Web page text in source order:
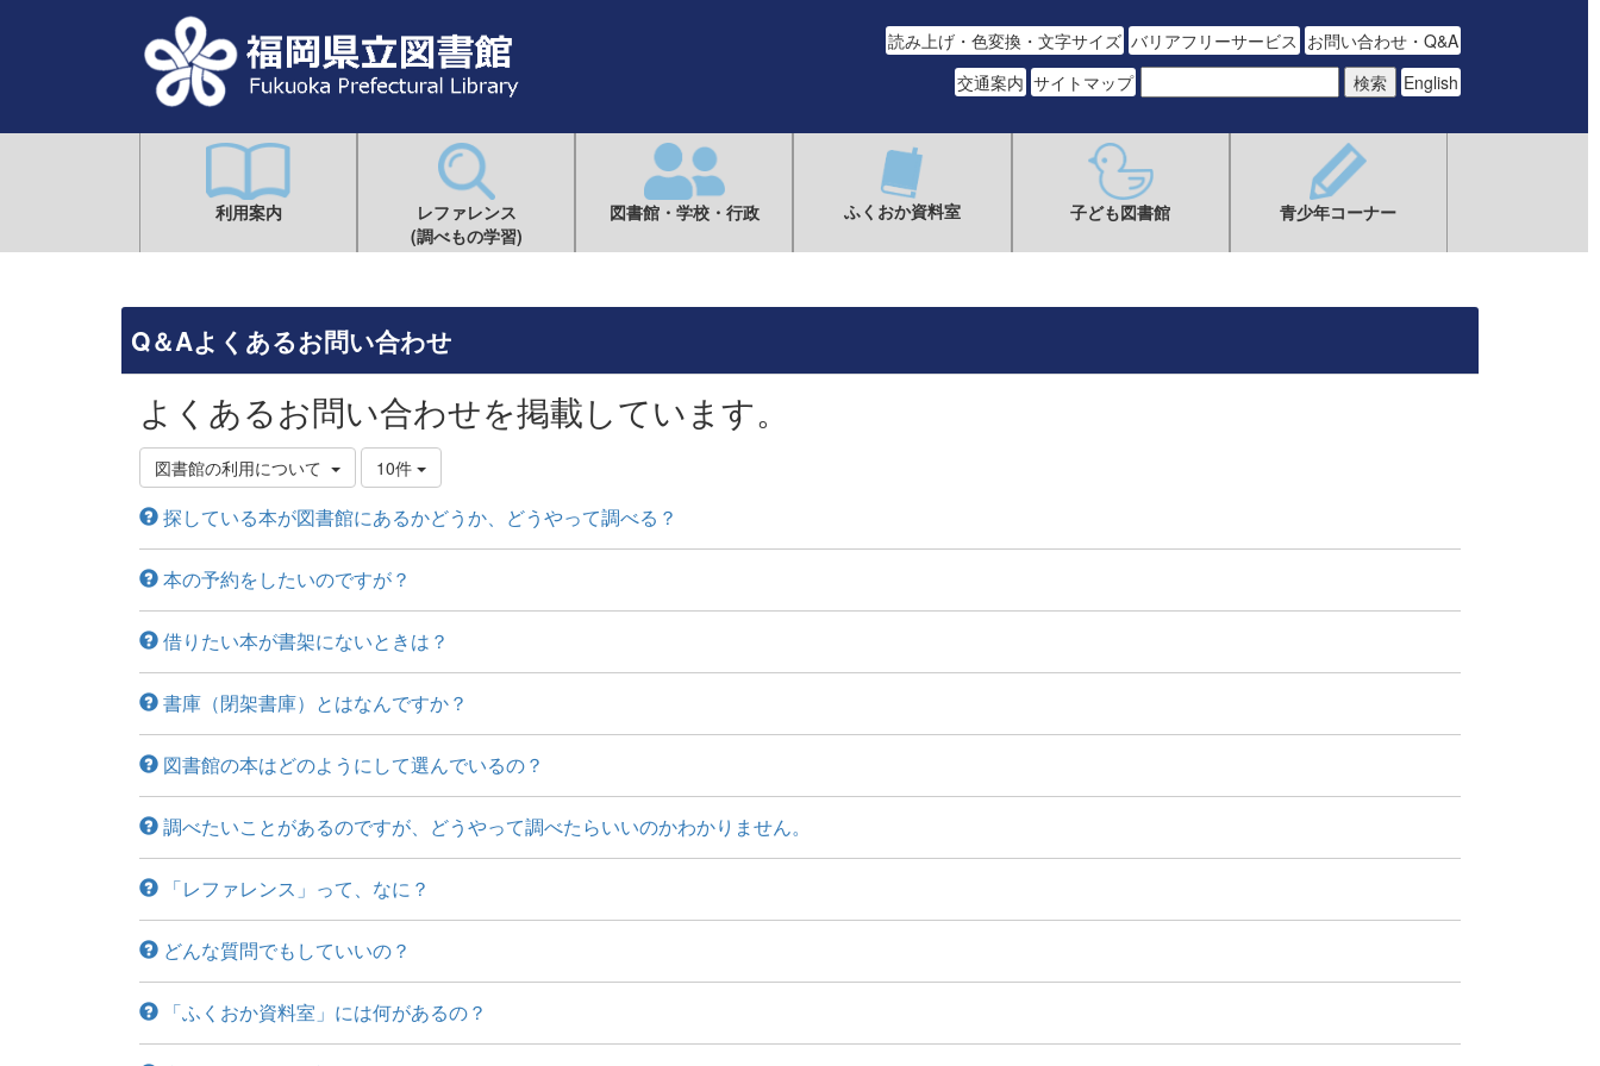
読み上げ・色変換・文字サイズ バリアフリーサービス お問い合わせ・Q&A
交通案内 サイトマップ English
利用案内
レファレンス
(調べもの学習)
図書館・学校・行政 ふくおか資料室 子ども図書館 青少年コーナー
Q＆Aよくあるお問い合わせ
よくあるお問い合わせを掲載しています。
図書館の利用について 10件
探している本が図書館にあるかどうか、どうやって調べる？
本の予約をしたいのですが？
借りたい本が書架にないときは？
書庫（閉架書庫）とはなんですか？
図書館の本はどのようにして選んでいるの？
調べたいことがあるのですが、どうやって調べたらいいのかわかりません。
「レファレンス」って、なに？
どんな質問でもしていいの？
「ふくおか資料室」には何があるの？